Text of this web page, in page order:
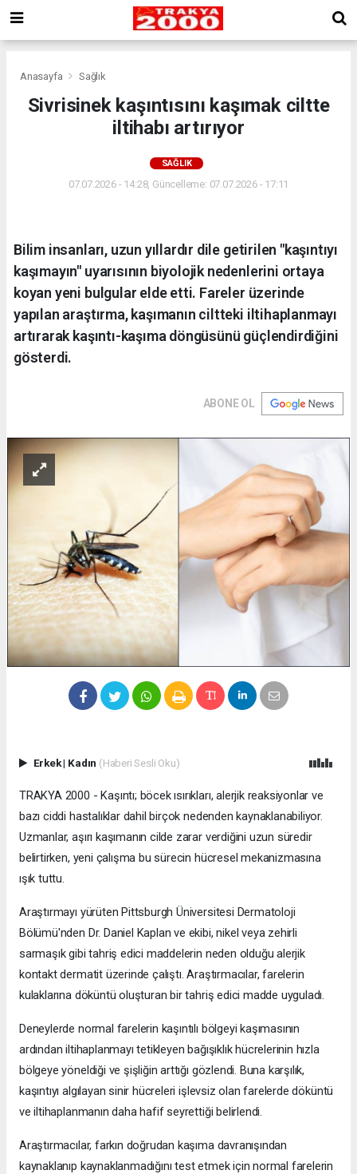
Anasayfa Sağlık
Sivrisinek kaşıntısını kaşımak ciltte
iltihabı artırıyor
SAĞLIK
07.07.2026 - 14:28, Güncelleme: 07.07.2026 - 17:11
Bilim insanları, uzun yıllardır dile getirilen "kaşıntıyı
kaşımayın" uyarısının biyolojik nedenlerini ortaya
koyan yeni bulgular elde etti. Fareler üzerinde
yapılan araştırma, kaşımanın ciltteki iltihaplanmayı
artırarak kaşıntı-kaşıma döngüsünü güçlendirdiğini
gösterdi.
ABONE OL
Erkek| Kadın (Haberi Sesli Oku)
TRAKYA 2000 - Kaşıntı; böcek ısırıkları, alerjik reaksiyonlar ve
bazı ciddi hastalıklar dahil birçok nedenden kaynaklanabiliyor.
Uzmanlar, aşırı kaşımanın cilde zarar verdiğini uzun süredir
belirtirken, yeni çalışma bu sürecin hücresel mekanizmasına
ışık tuttu.
Araştırmayı yürüten Pittsburgh Üniversitesi Dermatoloji
Bölümü'nden Dr. Daniel Kaplan ve ekibi, nikel veya zehirli
sarmaşık gibi tahriş edici maddelerin neden olduğu alerjik
kontakt dermatit üzerinde çalıştı. Araştırmacılar, farelerin
kulaklarına döküntü oluşturan bir tahriş edici madde uyguladı.
Deneylerde normal farelerin kaşıntılı bölgeyi kaşımasının
ardından iltihaplanmayı tetikleyen bağışıklık hücrelerinin hızla
bölgeye yöneldiği ve şişliğin arttığı gözlendi. Buna karşılık,
kaşıntıyı algılayan sinir hücreleri işlevsiz olan farelerde döküntü
ve iltihaplanmanın daha hafif seyrettiği belirlendi.
Araştırmacılar, farkın doğrudan kaşıma davranışından
kaynaklanıp kaynaklanmadığını test etmek için normal farelerin